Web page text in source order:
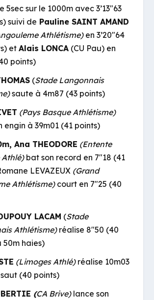
5sec sur le 1000m avec 3’13″63
suivi de Pauline SAINT AMAND
Athlétisme)en 3’20″64
et Alais LONCA(CU Pau) en
points)
(Stade Langonnais
saute à 4m87 (43 points)
(Pays Basque Athlétisme)
engin à 39m01 (41 points)
Ana THEODORE (Entente
Athlé)bat son record en 7″18 (41
LEVAZEUX (Grand
Athlétisme) court en 7″25 (40
LACAM (Stade
Athlétisme) réalise 8″50 (40
50m haies)
(Limoges Athlé)réalise 10m03
(40 points)
(CA Brive)lance son